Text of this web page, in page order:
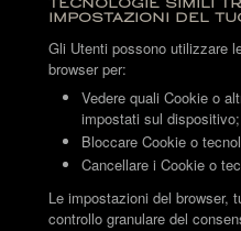
tecnologie simili
impostazioni del
Gli Utenti possono utilizzare
browser per:
Vedere quali Cookie o
impostati sul dispositivo;
Bloccare Cookie o
Cancellare i Cookie o
Le impostazioni del browser,
controllo granulare del